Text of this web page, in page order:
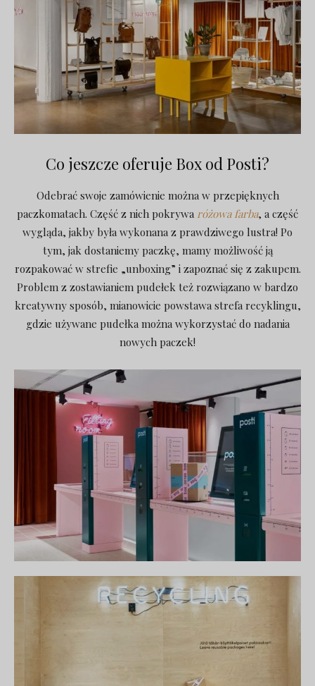
Co jeszcze oferuje Box od Posti?
Odebrać swoje zamówienie można w przepięknych
paczkomatach. Część z nich pokrywa różowa farba, a część
wygląda, jakby była wykonana z prawdziwego lustra! Po
tym, jak dostaniemy paczkę, mamy możliwość ją
rozpakować w strefie „unboxing” i zapoznać się z zakupem.
Problem z zostawianiem pudełek też rozwiązano w bardzo
kreatywny sposób, mianowicie powstawa strefa recyklingu,
gdzie używane pudełka można wykorzystać do nadania
nowych paczek!